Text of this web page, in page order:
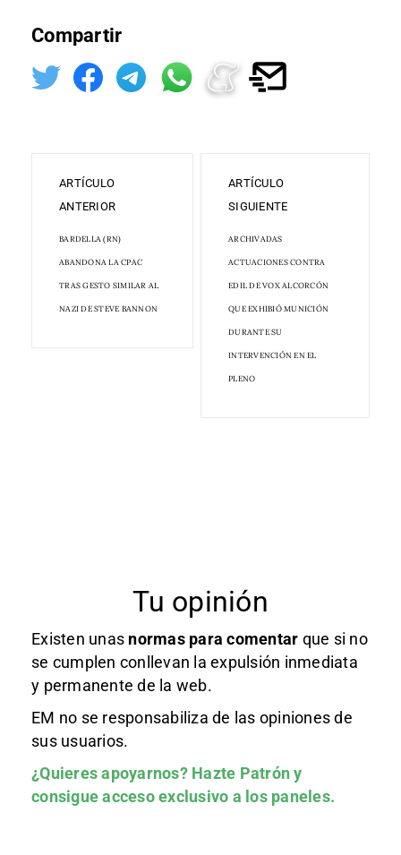
Compartir
ARTÍCULO
ANTERIOR
BARDELLA (RN)
ABANDONA LA CPAC
TRAS GESTO SIMILAR AL
NAZI DE STEVE BANNON
ARTÍCULO
SIGUIENTE
ARCHIVADAS
ACTUACIONES CONTRA
EDIL DE VOX ALCORCÓN
QUE EXHIBIÓ MUNICIÓN
DURANTE SU
INTERVENCIÓN EN EL
PLENO
Tu opinión
Existen unas normas para comentar que si no
se cumplen conllevan la expulsión inmediata
y permanente de la web.
EM no se responsabiliza de las opiniones de
sus usuarios.
¿Quieres apoyarnos? Hazte Patróny
consigue acceso exclusivo a los paneles.